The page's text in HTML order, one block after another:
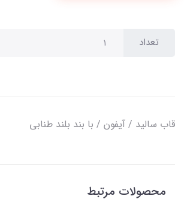
تعداد
قاب سالید / آیفون / با بند بلند طنابی
محصولات مرتبط